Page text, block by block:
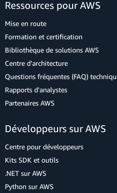
Ressources pour AWS
Mise en route
Formation et certification
Bibliothèque de solutions AWS
Centre d'architecture
Questions fréquentes (FAQ)
Rapports d'analystes
Partenaires AWS
Développeurs sur AWS
Centre pour développeurs
Kits SDK et outils
.NET sur AWS
Python sur AWS